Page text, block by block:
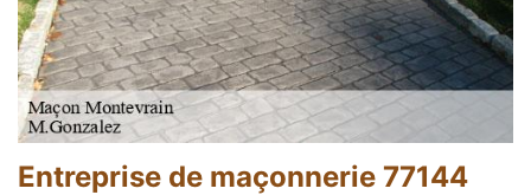
Entreprise de maçonnerie 77144